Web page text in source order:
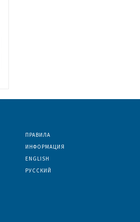
ПРАВИЛА
ИНФОРМАЦИЯ
ENGLISH
РУССКИЙ